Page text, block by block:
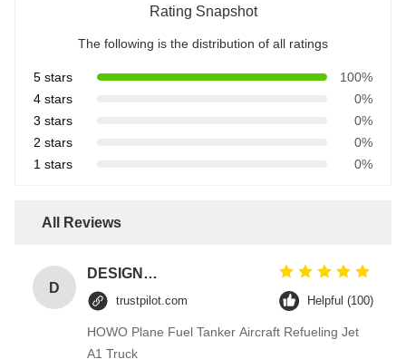
Rating Snapshot
The following is the distribution of all ratings
5 stars
100%
4 stars
0%
3 stars
0%
2 stars
0%
1 stars
0%
All Reviews
D
DESIGNER CODE
trustpilot.com Helpful (100)
HOWO Plane Fuel Tanker Aircraft Refueling Jet
A1 Truck